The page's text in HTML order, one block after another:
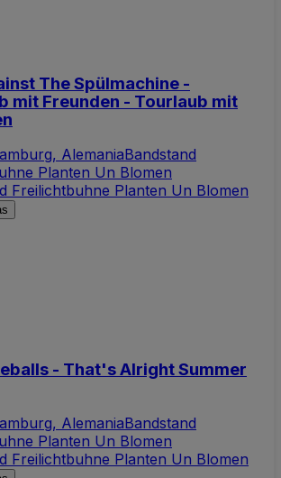
The Spülmachine -
mit Freunden - Tourlaub mit
AlemaniaBandstand
Planten Un Blomen
Freilichtbuhne Planten Un Blomen
- That's Alright Summer
AlemaniaBandstand
Planten Un Blomen
Freilichtbuhne Planten Un Blomen